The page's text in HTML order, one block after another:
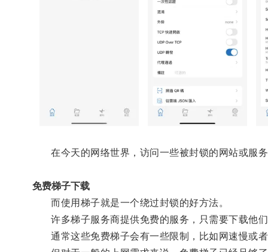
在今天的网络世界，访问一些被封锁的网站或服务
免费梯子下载
而使用梯子就是一个绕过封锁的好方法。
许多梯子服务商提供免费的服务，只需要下载他们
通常这些免费梯子会有一些限制，比如网速慢或